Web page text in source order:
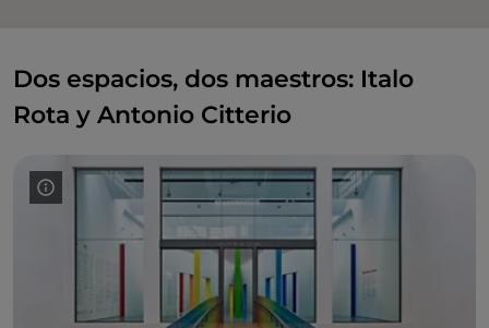
Dos espacios, dos maestros: Italo
Rota y Antonio Citterio